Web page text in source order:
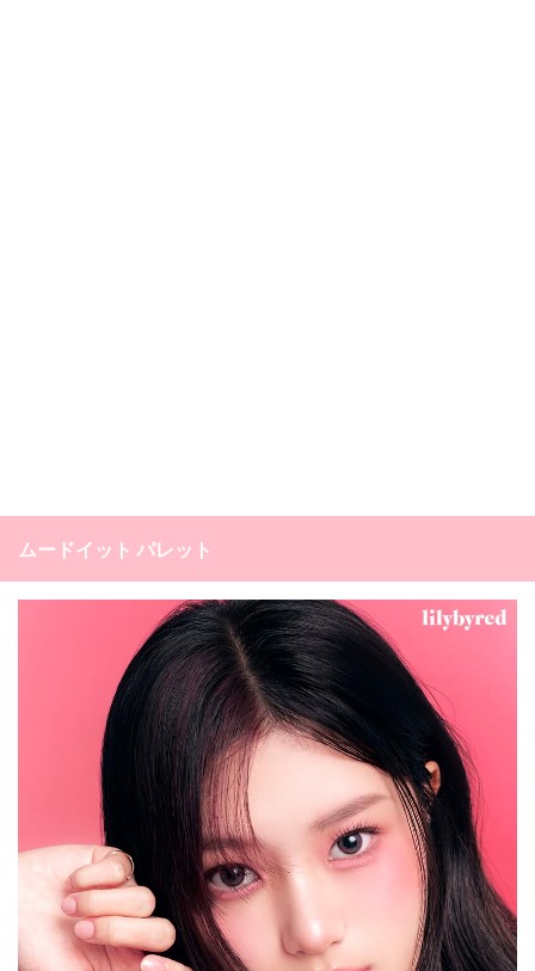
ムードイット パレット